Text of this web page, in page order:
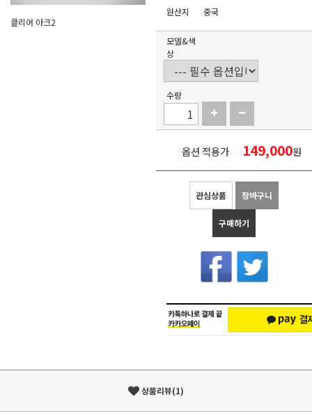
클리어 아크2
원산지
중국
모델&색
상
수량
옵션 적용가 149,000원
관심상품 장바구니
구매하기
상품리뷰(1)